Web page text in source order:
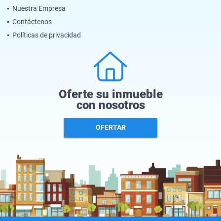
Nuestra Empresa
Contáctenos
Políticas de privacidad
Oferte su inmueble
con nosotros
OFERTAR